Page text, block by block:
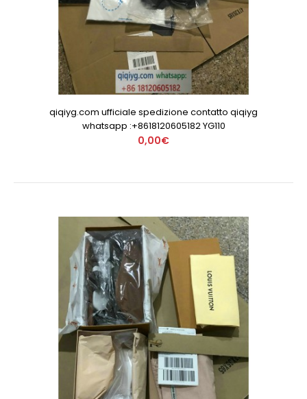
qiqiyg.com ufficiale spedizione contatto qiqiyg
whatsapp :+8618120605182 YG110
0,00€